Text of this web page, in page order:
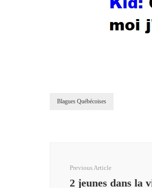
Blagues Québécoises
Previous Article
2 jeunes dans la